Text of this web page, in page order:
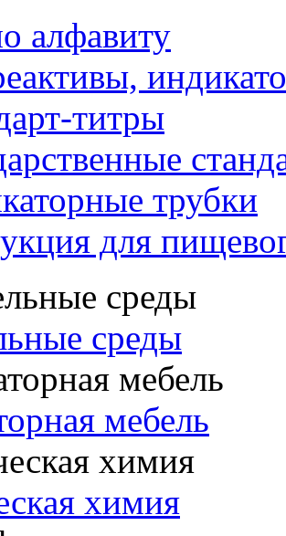
алфавиту
титры
трубки
для
среды
мебель
химия